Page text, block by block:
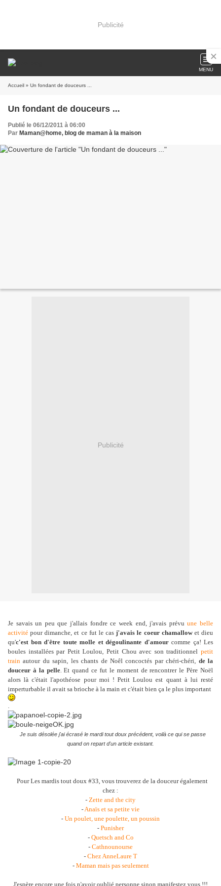
Publicité
MENU
Accueil » Un fondant de douceurs ...
Un fondant de douceurs ...
Publié le 06/12/2011 à 06:00
Par Maman@home, blog de maman à la maison
Publicité
Je savais un peu que j'allais fondre ce week end, j'avais prévuune belle
activité pour dimanche, et ce fut le casj'avais le coeur chamallowet dieu
qu'c'est bon d'être toute molle et dégoulinante d'amourcomme ça! Les
boules installées par Petit Loulou, Petit Chou avec son traditionnel petit
train autour du sapin, les chants de Noêl concoctés par chéri-chéri, de la
douceur à la pelle. Et quand ce fut le moment de rencontrer le Père Noël
alors là c'était l'apothéose pour moi ! Petit Loulou est quant à lui resté
imperturbable il avait sa brioche à la main et c'était bien ça le plus important
.
Je suis désolée j'ai écrasé le mardi tout doux précédent, voilà ce qui se passe
quand on repart d'un article existant.
Pour Les mardis tout doux #33, vous trouverez de la douceur également
chez :
- Zette and the city
-Anaïs et sa petite vie
- Un poulet, une poulette, un poussin
- Punisher
- Quetsch and Co
- Cathnounourse
- Chez AnneLaure T
- Maman mais pas seulement
J'espère encore une fois n'avoir oublié personne sinon manifestez vous !!!